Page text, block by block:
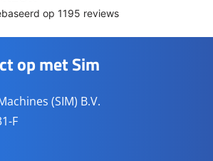
op met Sim
(SIM) B.V.
F